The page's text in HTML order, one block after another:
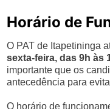
Horário de
O PAT de Itapetininga
sexta-feira, das 9h às
importante que os
antecedência para
O horário de